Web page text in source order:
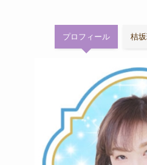
プロフィール 桔